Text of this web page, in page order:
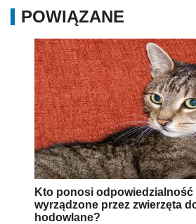
POWIĄZANE
Kto ponosi odpowiedzialność
wyrządzone przez zwierzęta
hodowlane?